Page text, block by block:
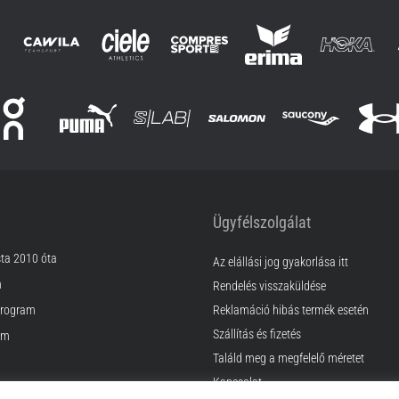
2010 óta
Ügyfélszolgálat
Az elállási jog gyakorlása itt
Rendelés visszaküldése
Reklamáció hibás termék esetén
Szállítás és fizetés
Találd meg a megfelelő méretet
Kapcsolat